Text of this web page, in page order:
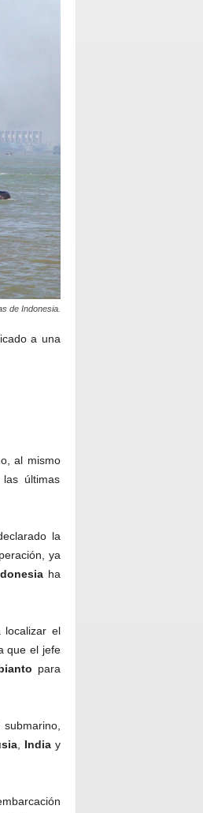
de Indonesia.
a una
al mismo
últimas
la
ya
ha
localizar el
que el jefe
para
, Indiay